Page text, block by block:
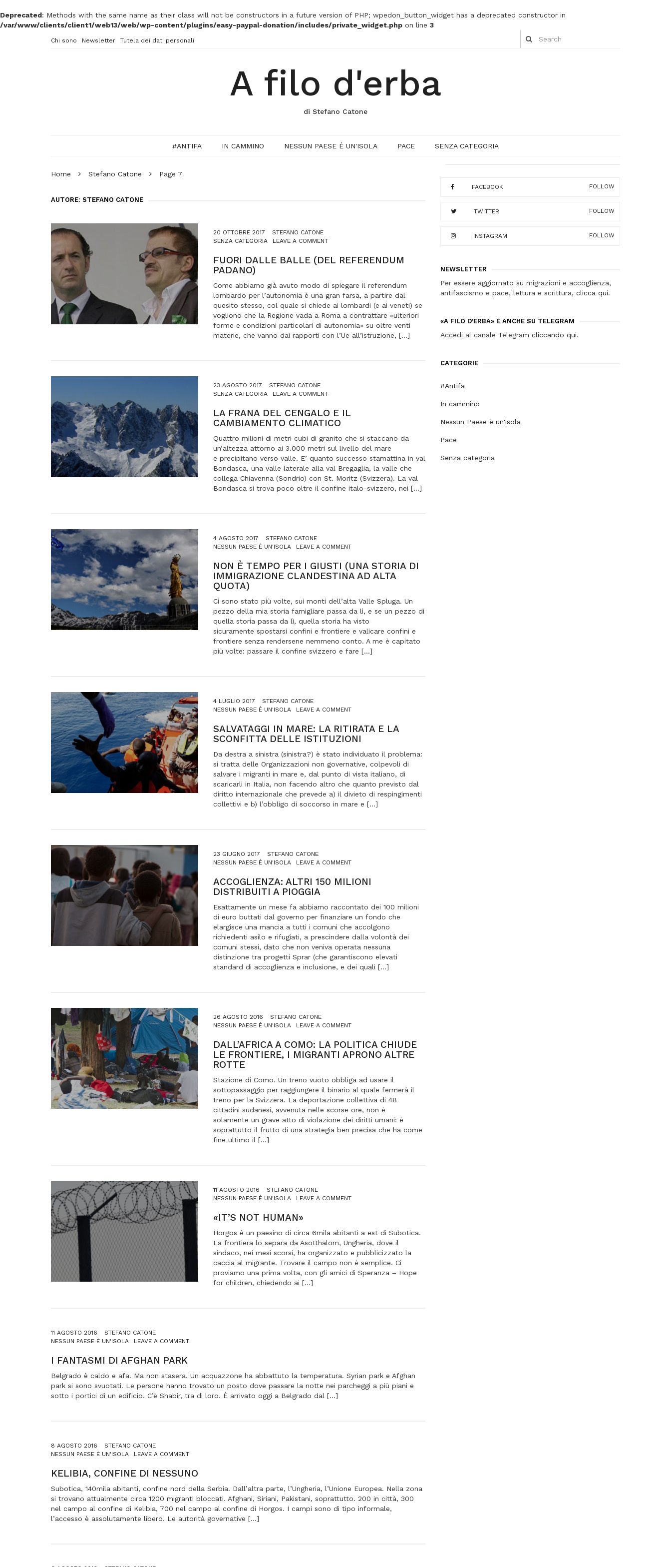
Deprecated: Methods with the same name as their class will not be constructors in a future version of PHP; wpedon_button_widget has a deprecated constructor in
/var/www/clients/client1/web13/web/wp-content/plugins/easy-paypal-donation/includes/private_widget.php on line 3
Chi sono Newsletter Tutela dei dati personali
A filo d'erba
di Stefano Catone
#ANTIFA IN CAMMINO NESSUN PAESE È UN'ISOLA PACE SENZA CATEGORIA
Home Stefano Catone Page 7
AUTORE: STEFANO CATONE
20 OTTOBRE 2017
STEFANO CATONE
SENZA CATEGORIA
LEAVE A COMMENTON
DALLE
REFERENDUM
PADANO)
FUORI DALLE BALLE (DEL REFERENDUM
PADANO)
Come abbiamo già avuto modo di spiegare il referendum
lombardo per l’autonomia è una gran farsa, a partire dal
quesito stesso, col quale si chiede ai lombardi (e ai veneti) se
vogliono che la Regione vada a Roma a contrattare «ulteriori
forme e condizioni particolari di autonomia» su oltre venti
materie, che vanno dai rapporti con l’Ue all’istruzione, […]
23 AGOSTO 2017
STEFANO CATONE
SENZA CATEGORIA
LEAVE A COMMENTON
FRANA
DEL
CENGALO
E
CAMBIAMENTO
CLIMATICO
LA FRANA DEL CENGALO E IL
CAMBIAMENTO CLIMATICO
Quattro milioni di metri cubi di granito che si staccano da
un’altezza attorno ai 3.000 metri sul livello del mare
e precipitano verso valle. E’ quanto successo stamattina in val
Bondasca, una valle laterale alla val Bregaglia, la valle che
collega Chiavenna (Sondrio) con St. Moritz (Svizzera). La val
Bondasca si trova poco oltre il confine italo-svizzero, nei […]
4 AGOSTO 2017
STEFANO CATONE
NESSUN PAESE È UN'ISOLA
LEAVE A COMMENTON
È
TEMPO
PER
GIUSTI
(UNA
STORIA
DI
IMMIGRAZIONE
CLANDESTINA
ALTA
NON È TEMPO PER I GIUSTI (UNA STORIA DI
IMMIGRAZIONE CLANDESTINA AD ALTA
QUOTA)
Ci sono stato più volte, sui monti dell’alta Valle Spluga. Un
pezzo della mia storia famigliare passa da lì, e se un pezzo di
quella storia passa da lì, quella storia ha visto
sicuramente spostarsi confini e frontiere e valicare confini e
frontiere senza rendersene nemmeno conto. A me è capitato
più volte: passare il confine svizzero e fare […]
4 LUGLIO 2017
STEFANO CATONE
NESSUN PAESE È UN'ISOLA
LEAVE A COMMENTON
IN
MARE:
LA
RITIRATA
LA
SCONFITTA
DELLE
ISTITUZIONI
SALVATAGGI IN MARE: LA RITIRATA E LA
SCONFITTA DELLE ISTITUZIONI
Da destra a sinistra (sinistra?) è stato individuato il problema:
si tratta delle Organizzazioni non governative, colpevoli di
salvare i migranti in mare e, dal punto di vista italiano, di
scaricarli in Italia, non facendo altro che quanto previsto dal
diritto internazionale che prevede a) il divieto di respingimenti
collettivi e b) l’obbligo di soccorso in mare e […]
23 GIUGNO 2017
STEFANO CATONE
NESSUN PAESE È UN'ISOLA
LEAVE A COMMENTON
ALTRI
DISTRIBUITI
PIOGGIA
ACCOGLIENZA: ALTRI 150 MILIONI
DISTRIBUITI A PIOGGIA
Esattamente un mese fa abbiamo raccontato dei 100 milioni
di euro buttati dal governo per finanziare un fondo che
elargisce una mancia a tutti i comuni che accolgono
richiedenti asilo e rifugiati, a prescindere dalla volontà dei
comuni stessi, dato che non veniva operata nessuna
distinzione tra progetti Sprar (che garantiscono elevati
standard di accoglienza e inclusione, e dei quali […]
26 AGOSTO 2016
STEFANO CATONE
NESSUN PAESE È UN'ISOLA
LEAVE A COMMENTON
A
COMO:
LA
CHIUDE
LE
FRONTIERE,
I
MIGRANTI
APRONO
ALTRE
ROTTE
DALL’AFRICA A COMO: LA POLITICA CHIUDE
LE FRONTIERE, I MIGRANTI APRONO ALTRE
ROTTE
Stazione di Como. Un treno vuoto obbliga ad usare il
sottopassaggio per raggiungere il binario al quale fermerà il
treno per la Svizzera. La deportazione collettiva di 48
cittadini sudanesi, avvenuta nelle scorse ore, non è
solamente un grave atto di violazione dei diritti umani: è
soprattutto il frutto di una strategia ben precisa che ha come
fine ultimo il […]
11 AGOSTO 2016
STEFANO CATONE
NESSUN PAESE È UN'ISOLA
LEAVE A COMMENTON
«IT’S NOT HUMAN»
Horgos è un paesino di circa 6mila abitanti a est di Subotica.
La frontiera lo separa da Asotthalom, Ungheria, dove il
sindaco, nei mesi scorsi, ha organizzato e pubblicizzato la
caccia al migrante. Trovare il campo non è semplice. Ci
proviamo una prima volta, con gli amici di Speranza – Hope
for children, chiedendo ai […]
11 AGOSTO 2016
STEFANO CATONE
NESSUN PAESE È UN'ISOLA
LEAVE A COMMENTON
AFGHAN
PARK
I FANTASMI DI AFGHAN PARK
Belgrado è caldo e afa. Ma non stasera. Un acquazzone ha abbattuto la temperatura. Syrian park e Afghan
park si sono svuotati. Le persone hanno trovato un posto dove passare la notte nei parcheggi a più piani e
sotto i portici di un edificio. C’è Shabir, tra di loro. È arrivato oggi a Belgrado dal […]
8 AGOSTO 2016
STEFANO CATONE
NESSUN PAESE È UN'ISOLA
LEAVE A COMMENTON
CONFINE
NESSUNO
KELIBIA, CONFINE DI NESSUNO
Subotica, 140mila abitanti, confine nord della Serbia. Dall’altra parte, l’Ungheria, l’Unione Europea. Nella zona
si trovano attualmente circa 1200 migranti bloccati. Afghani, Siriani, Pakistani, soprattutto. 200 in città, 300
nel campo al confine di Kelibia, 700 nel campo al confine di Horgos. I campi sono di tipo informale,
l’accesso è assolutamente libero. Le autorità governative […]
FACEBOOK FOLLOW
TWITTER FOLLOW
INSTAGRAM FOLLOW
NEWSLETTER
Per essere aggiornato su migrazioni e accoglienza,
antifascismo e pace, lettura e scrittura, clicca qui.
«A FILO D’ERBA» È ANCHE SU TELEGRAM
Accedi al canale Telegram cliccando qui.
CATEGORIE
#Antifa
In cammino
Nessun Paese è un'isola
Pace
Senza categoria